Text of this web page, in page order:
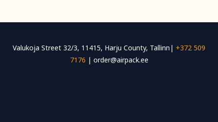
Valukoja Street 32/3, 11415, Harju County, Tallinn| +372 509
7176 | order@airpack.ee